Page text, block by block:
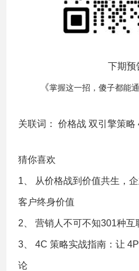
下期预
《掌握这一招，傻子都能
关联词： 价格战 双引擎策略
猜你喜欢
1、 从价格战到价值共生，
客户终身价值
2、 营销人不可不知301种互
3、 4C 策略实战指南：让
论